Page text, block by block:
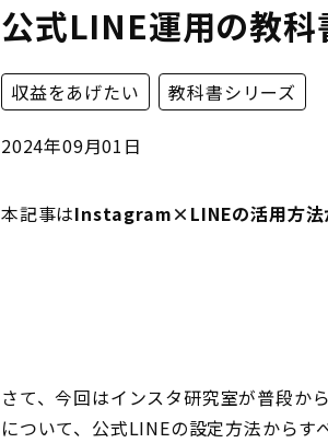
公式LINE運用の教科
収益をあげたい 教科書シリーズ
2024年09月01日
本記事はInstagram×LINEの活用方法
さて、今回はインスタ研究室が普段か
について、公式LINEの設定方法からす